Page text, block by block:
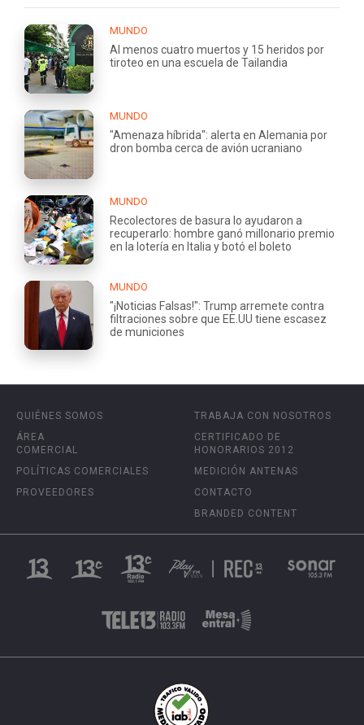
MUNDO
Al menos cuatro muertos y 15 heridos por
tiroteo en una escuela de Tailandia
MUNDO
"Amenaza híbrida": alerta en Alemania por
dron bomba cerca de avión ucraniano
MUNDO
Recolectores de basura lo ayudaron a
recuperarlo: hombre ganó millonario premio
en la lotería en Italia y botó el boleto
MUNDO
"¡Noticias Falsas!": Trump arremete contra
filtraciones sobre que EE.UU tiene escasez
de municiones
QUIÉNES SOMOS
ÁREA
COMERCIAL
POLÍTICAS COMERCIALES
PROVEEDORES
TRABAJA CON NOSOTROS
CERTIFICADO DE
HONORARIOS 2012
MEDICIÓN ANTENAS
CONTACTO
BRANDED CONTENT